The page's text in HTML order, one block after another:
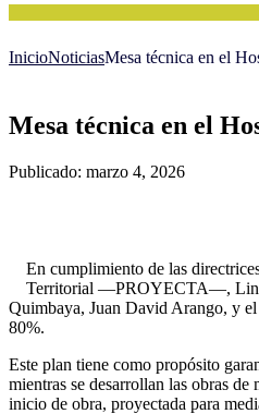
InicioNoticiasMesa técnica en el
Mesa técnica en el
Publicado: marzo 4, 2026
En cumplimiento de las
Territorial —PROYECTA—, Lina
Quimbaya, Juan David Arango, y el
80%.
Este plan tiene como propósito
mientras se desarrollan las obras
inicio de obra, proyectada para